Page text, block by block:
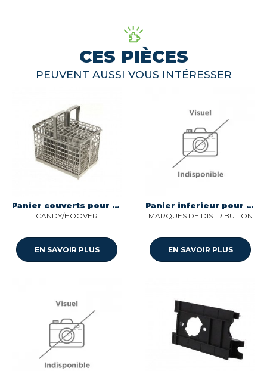
CES PIÈCES
PEUVENT AUSSI VOUS INTÉRESSER
Panier couverts pour lave-vaisselle Candy 70042304
CANDY/HOOVER
EN SAVOIR PLUS
Panier inferieur pour lave-vaisselle.. Sogedis 445L24
MARQUES DE DISTRIBUTION
EN SAVOIR PLUS